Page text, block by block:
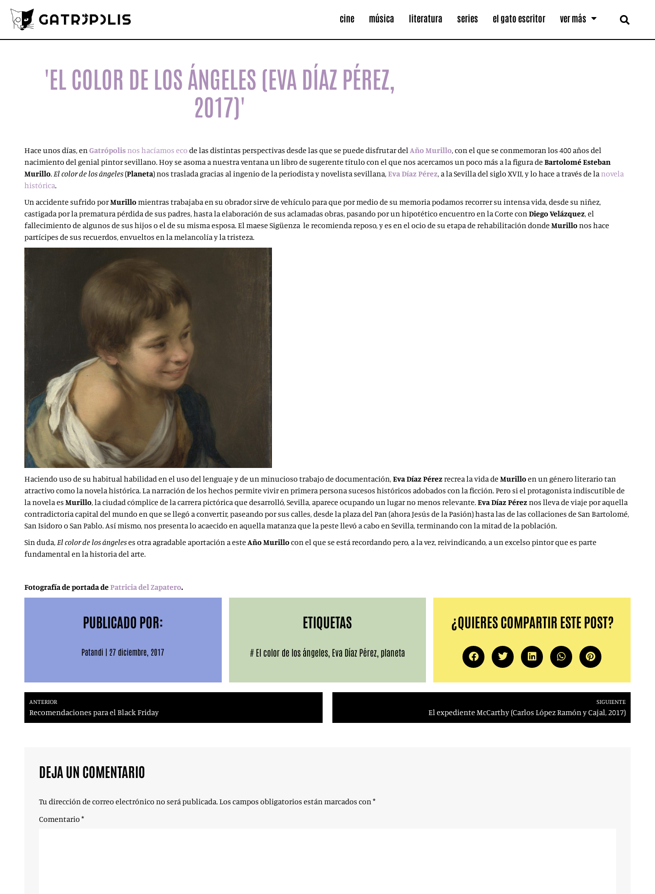
cine música literatura series el gato escritor ver más
'EL COLOR DE LOS ÁNGELES (EVA DÍAZ PÉREZ,
2017)'
Hace unos días, enGatrópolisnos hacíamos eco de las distintas perspectivas desde las que se puede disfrutar delAño Murillo, con el que se conmemoran los 400 años del
nacimiento del genial pintor sevillano. Hoy se asoma a nuestra ventana un libro de sugerente título con el que nos acercamos un poco más a la figura de Bartolomé Esteban
Murillo.El color de los ángeles (Planeta) nos traslada gracias al ingenio de la periodista y novelista sevillana,Eva Díaz Pérez, a la Sevilla del siglo XVII, y lo hace a través de lanovela
histórica.
Un accidente sufrido porMurillomientras trabajaba en su obrador sirve de vehículo para que por medio de su memoria podamos recorrer su intensa vida, desde su niñez,
castigada por la prematura pérdida de sus padres, hasta la elaboración de sus aclamadas obras, pasando por un hipotético encuentro en la Corte conDiego Velázquez, el
fallecimiento de algunos de sus hijos o el de su misma esposa. El maese Sigüenza le recomienda reposo, y es en el ocio de su etapa de rehabilitación donde Murillonos hace
partícipes de sus recuerdos, envueltos en la melancolía y la tristeza.
Haciendo uso de su habitual habilidad en el uso del lenguaje y de un minucioso trabajo de documentación,Eva Díaz Pérezrecrea la vida de Murilloen un género literario tan
atractivo como la novela histórica. La narración de los hechos permite vivir en primera persona sucesos históricos adobados con la ficción. Pero si el protagonista indiscutible de
la novela es Murillo, la ciudad cómplice de la carrera pictórica que desarrolló, Sevilla, aparece ocupando un lugar no menos relevante.EvaDíaz Péreznos lleva de viaje por aquella
contradictoria capital del mundo en que se llegó a convertir, paseando por sus calles, desde la plaza del Pan (ahora Jesús de la Pasión) hasta las de las collaciones de San Bartolomé,
San Isidoro o San Pablo. Así mismo, nos presenta lo acaecido en aquella matanza que la peste llevó a cabo en Sevilla, terminando con la mitad de la población.
Sin duda, El color de los ángeleses otra agradable aportación a este Año Murillocon el que se está recordando pero, a la vez, reivindicando, a un excelso pintor que es parte
fundamental en la historia del arte.
Fotografía de portada dePatricia del Zapatero.
PUBLICADO POR:
Patandi | 27 diciembre, 2017
ETIQUETAS
# El color de los ángeles, Eva Díaz Pérez, planeta
¿QUIERES COMPARTIR ESTE POST?
ANTERIOR
Recomendaciones para el Black Friday
SIGUIENTE
El expediente McCarthy (Carlos López Ramón y Cajal, 2017)
DEJA UN COMENTARIO
Tu dirección de correo electrónico no será publicada.Los campos obligatorios están marcados con *
Comentario *